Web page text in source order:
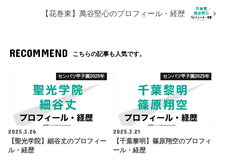
【花巻東】萬谷堅心のプロフィール・経歴
RECOMMEND こちらの記事も人気です。
センバツ甲子園2025年
2025.3.26
【聖光学院】細谷丈のプロフィー
ル・経歴
センバツ甲子園2025年
2025.3.21
【千葉黎明】篠原翔空のプロフィ
ール・経歴